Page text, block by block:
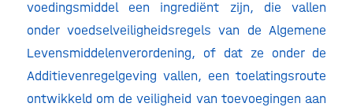
voedingsmiddel een ingrediënt zijn, die vallen
onder voedselveiligheidsregels van de Algemene
Levensmiddelenverordening, of dat ze onder de
Additievenregelgeving vallen, een toelatingsroute
ontwikkeld om de veiligheid van toevoegingen aan